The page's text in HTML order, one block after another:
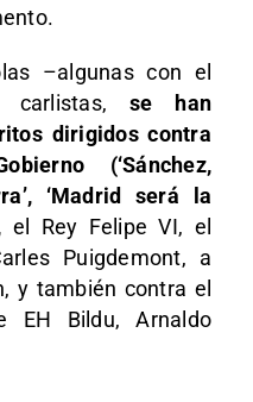
–algunas con el
carlistas, se han
dirigidos contra
(‘Sánchez,
‘Madrid será la
el Rey Felipe VI, el
Puigdemont, a
y también contra el
EH Bildu, Arnaldo